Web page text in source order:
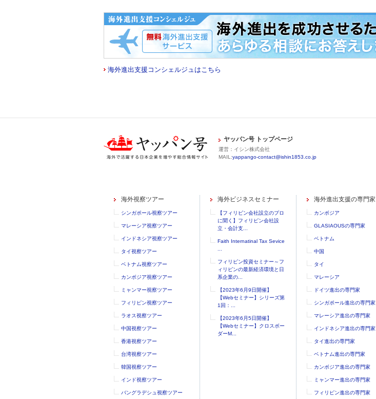
海外進出支援コンシェルジュはこちら
ヤッパン号 トップページ
運営：イシン株式会社
MAIL:yappango-contact@ishin1853.co.jp
海外視察ツアー
シンガポール視察ツアー
マレーシア視察ツアー
インドネシア視察ツアー
タイ視察ツアー
ベトナム視察ツアー
カンボジア視察ツアー
ミャンマー視察ツアー
フィリピン視察ツアー
ラオス視察ツアー
中国視察ツアー
香港視察ツアー
台湾視察ツアー
韓国視察ツアー
インド視察ツアー
バングラデシュ視察ツアー
海外ビジネスセミナー
【フィリピン会社設立のプロ
に聞く】フィリピン会社設
立・会計支...
Faith Internatinal Tax Sevice
...
フィリピン投資セミナー～フ
ィリピンの最新経済環境と日
系企業の...
【2023年6月9日開催】
【Webセミナー】シリーズ第
1回：...
【2023年6月5日開催】
【Webセミナー】クロスボー
ダーM...
海外進出支援の専門家
カンボジア
GLASIAOUSの専門家
ベトナム
中国
タイ
マレーシア
ドイツ進出の専門家
シンガポール進出の専門家
マレーシア進出の専門家
インドネシア進出の専門家
タイ進出の専門家
ベトナム進出の専門家
カンボジア進出の専門家
ミャンマー進出の専門家
フィリピン進出の専門家